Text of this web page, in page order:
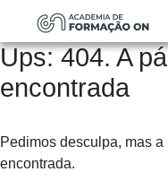
Ups: 404. A
encontrada
Pedimos desculpa, mas
encontrada.